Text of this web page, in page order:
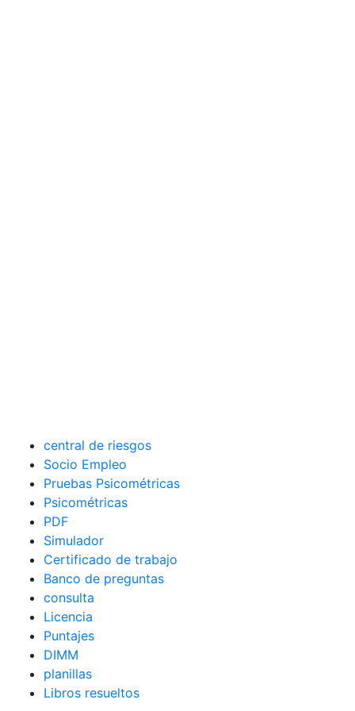
central de riesgos
Socio Empleo
Pruebas Psicométricas
Psicométricas
PDF
Simulador
Certificado de trabajo
Banco de preguntas
consulta
Licencia
Puntajes
DIMM
planillas
Libros resueltos